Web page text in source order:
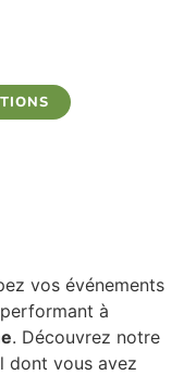
vos événements
à
. Découvrez notre
dont vous avez